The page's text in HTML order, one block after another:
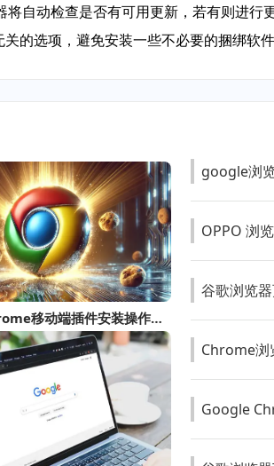
自动检查是否有可用更新，若有则进行更
的选项，避免安装一些不必要的捆绑软
google Chrome移动端插件安装操作技巧
google浏
OPPO 浏
谷歌浏览
Chrome浏
Google